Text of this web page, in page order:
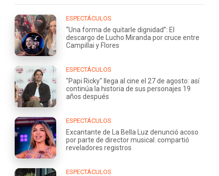
ESPECTÁCULOS
“Una forma de quitarle dignidad”: El
descargo de Lucho Miranda por cruce entre
Campillai y Flores
ESPECTÁCULOS
"Papi Ricky" llega al cine el 27 de agosto: así
continúa la historia de sus personajes 19
años después
ESPECTÁCULOS
Excantante de La Bella Luz denunció acoso
por parte de director musical: compartió
reveladores registros
ESPECTÁCULOS